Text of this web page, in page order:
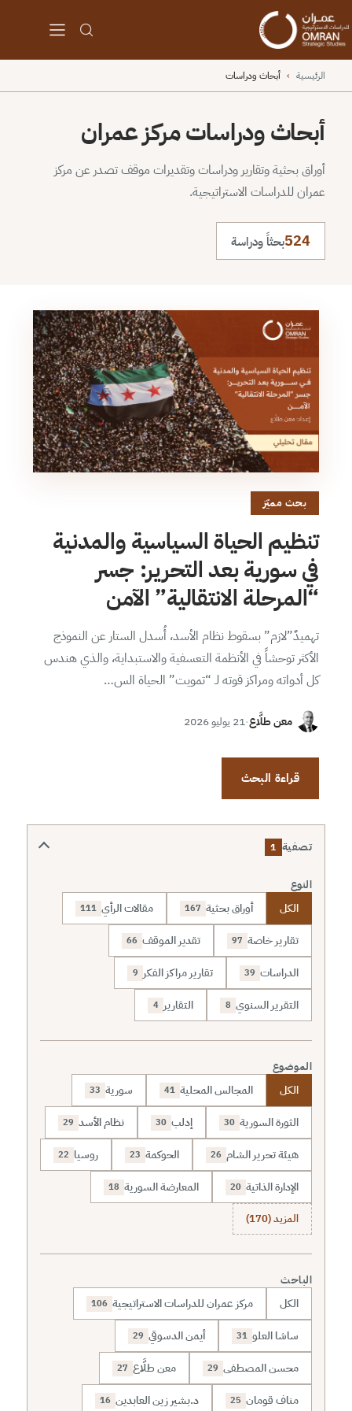
الرئيسية › أبحاث ودراسات
أبحاث ودراسات مركز عمران
أوراق بحثية وتقارير ودراسات وتقديرات موقف تصدر عن مركز
عمران للدراسات الاستراتيجية.
524بحثاً ودراسة
بحث مميّز
تنظيم الحياة السياسية والمدنية
في سورية بعد التحرير: جسر
“المرحلة الانتقالية” الآمن
تهميدٌ”لازم” بسقوط نظام الأسد، أُسدل الستار عن النموذج
الأكثر توحشاً في الأنظمة التعسفية والاستبداية، والذي هندس
كل أدواته ومراكز قوته لـ “تمويت” الحياة الس…
معن طلَّاع·21 يوليو 2026
قراءة البحث
تصفية 1
النوع
الكل أوراق بحثية 167 مقالات الرأي 111
تقارير خاصة 97 تقدير الموقف 66
الدراسات 39 تقارير مراكز الفكر 9
التقرير السنوي 8 التقارير 4
الموضوع
الكل المجالس المحلية 41 سورية 33
الثورة السورية 30 إدلب 30 نظام الأسد 29
هيئة تحرير الشام 26 الحوكمة 23 روسيا 22
الإدارة الذاتية 20 المعارضة السورية 18
المزيد (170)
الباحث
الكل مركز عمران للدراسات الاستراتيجية 106
ساشا العلو 31 أيمن الدسوقي 29
محسن المصطفى 29 معن طلَّاع 27
مناف قومان 25 د.بشير زين العابدين 16